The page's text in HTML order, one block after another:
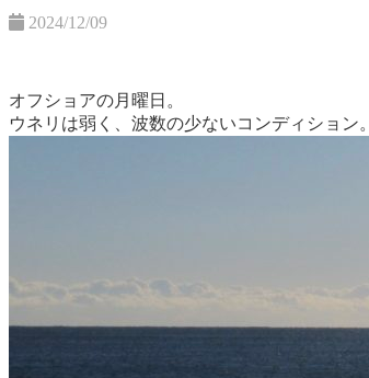
2024/12/09
オフショアの月曜日。
ウネリは弱く、波数の少ないコンディション。